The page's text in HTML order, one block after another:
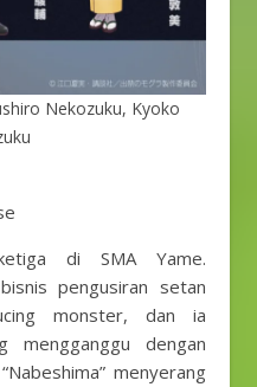
Nekozuku, Kyoko
di SMA Yame.
pengusiran setan
monster, dan ia
mengganggu dengan
menyerang